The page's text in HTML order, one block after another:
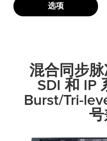
选项
混合同步
SDI 和 IP
Burst/Tri-